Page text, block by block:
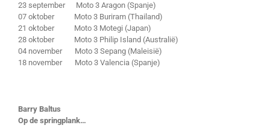
23 september Moto 3 Aragon (Spanje)
07 oktober Moto 3 Buriram (Thailand)
21 oktober Moto 3 Motegi (Japan)
28 oktober Moto 3 Philip Island (Australië)
04 november Moto 3 Sepang (Maleisië)
18 november Moto 3 Valencia (Spanje)
Barry Baltus
Op de springplank…